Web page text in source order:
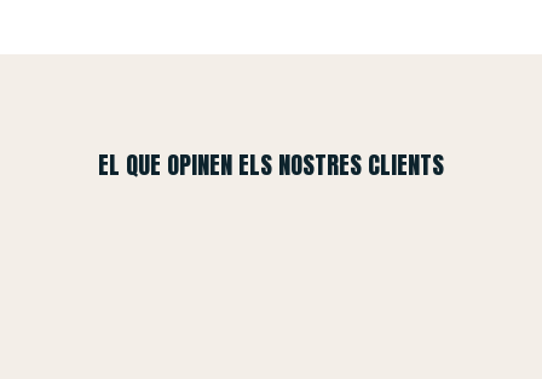
EL QUE OPINEN ELS NOSTRES CLIENTS